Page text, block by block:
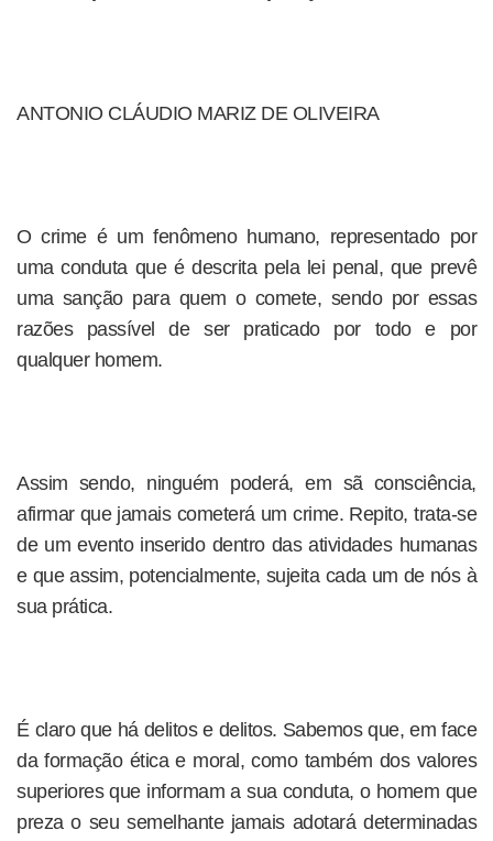
ANTONIO CLÁUDIO MARIZ DE OLIVEIRA
O crime é um fenômeno humano, representado por
uma conduta que é descrita pela lei penal, que prevê
uma sanção para quem o comete, sendo por essas
razões passível de ser praticado por todo e por
qualquer homem.
Assim sendo, ninguém poderá, em sã consciência,
afirmar que jamais cometerá um crime. Repito, trata-se
de um evento inserido dentro das atividades humanas
e que assim, potencialmente, sujeita cada um de nós à
sua prática.
É claro que há delitos e delitos. Sabemos que, em face
da formação ética e moral, como também dos valores
superiores que informam a sua conduta, o homem que
preza o seu semelhante jamais adotará determinadas